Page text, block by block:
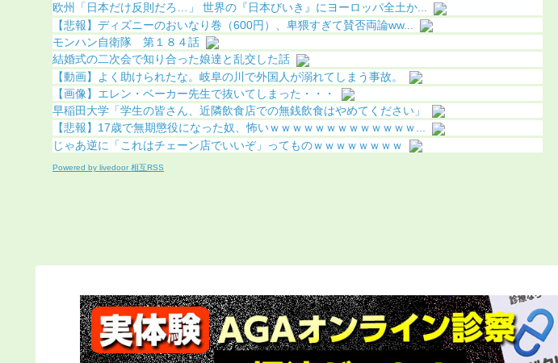
欧州「日本だけ反則だろ…」 世界の『日本びいき』にヨーロッパ全土か...
【悲報】ディズニーのおいなり巻（600円）、卑猥すぎて賛否両論ww...
モンハン自衛隊 第１８４話
結婚式の二次会で知り合った娘達と乱交した話
【動画】よく助けられたな。岐阜の川で外国人が溺れてしまう事故。
【画像】エレン・ベーカー先生で抜いてしまった・・・
早稲田大学「学生の皆さん、近隣飲食店での無銭飲食はやめてください」
【悲報】17歳で無期懲役になった奴、怖いｗｗｗｗｗｗｗｗｗｗｗｗｗ...
じゃあ逆に「これはチェーン店でいいぞ」ってものｗｗｗｗｗｗｗｗ
Powered by livedoor 相互RSS